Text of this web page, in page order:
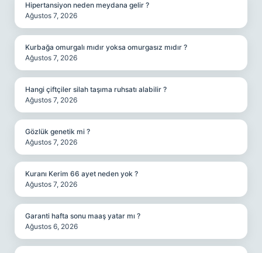
Hipertansiyon neden meydana gelir ?
Ağustos 7, 2026
Kurbağa omurgalı mıdır yoksa omurgasız mıdır ?
Ağustos 7, 2026
Hangi çiftçiler silah taşıma ruhsatı alabilir ?
Ağustos 7, 2026
Gözlük genetik mi ?
Ağustos 7, 2026
Kuranı Kerim 66 ayet neden yok ?
Ağustos 7, 2026
Garanti hafta sonu maaş yatar mı ?
Ağustos 6, 2026